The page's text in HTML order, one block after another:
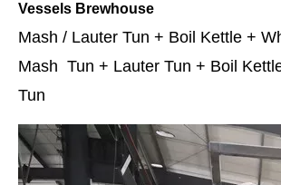
Vessels Brewhouse
Mash / Lauter Tun + Boil Kettle +
Mash Tun + Lauter Tun + Boil
Tun